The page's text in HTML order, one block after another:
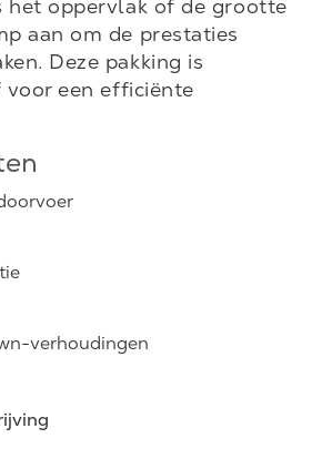
het oppervlak of de grootte
aan om de prestaties
Deze pakking is
een efficiënte
verhoudingen